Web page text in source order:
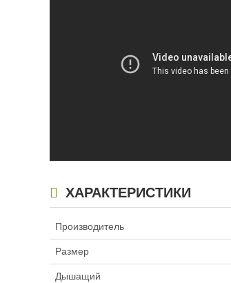
ХАРАКТЕРИСТИКИ
Производитель
Размер
Дышащий